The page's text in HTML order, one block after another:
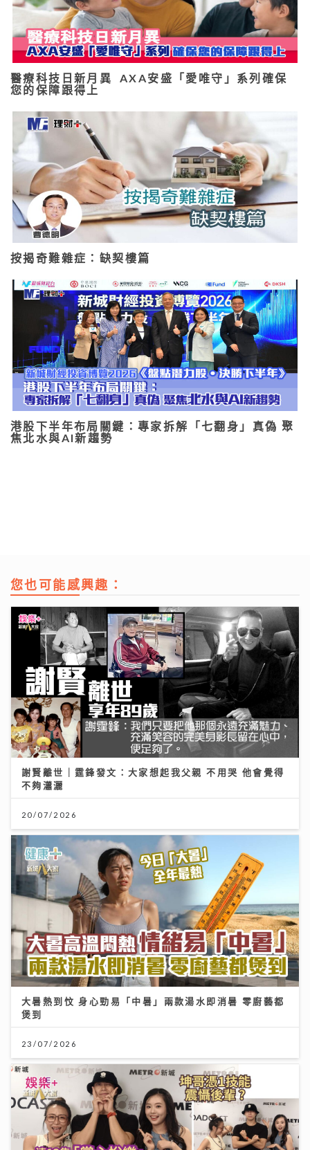
醫療科技日新月異 AXA安盛「愛唯守」系列確保
您的保障跟得上
按揭奇難雜症：缺契樓篇
港股下半年布局關鍵：專家拆解「七翻身」真偽 聚
焦北水與AI新趨勢
您也可能感興趣：
謝賢離世｜霆鋒發文：大家想起我父親 不用哭 他會覺得
不夠瀟灑
20/07/2026
大暑熱到忟 身心勁易「中暑」兩款湯水即消暑 零廚藝都
煲到
23/07/2026